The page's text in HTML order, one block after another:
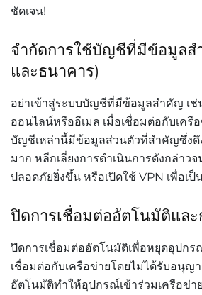
ชัดเจน!
จำกัดการใช้บัญชีที่มีข้อมูล
และธนาคาร)
อย่าเข้าสู่ระบบบัญชีที่มีข้อมูลสำคัญ เช่
ออนไลน์หรืออีเมล เมื่อเชื่อมต่อกับเครื
บัญชีเหล่านี้มีข้อมูลส่วนตัวที่สำคัญซึ่งดึ
มาก หลีกเลี่ยงการดำเนินการดังกล่าว
ปลอดภัยยิ่งขึ้น หรือเปิดใช้ VPN เพื่อเ
ปิดการเชื่อมต่ออัตโนมัติแล
ปิดการเชื่อมต่ออัตโนมัติเพื่อหยุดอุปก
เชื่อมต่อกับเครือข่ายโดยไม่ได้รับอนุญ
อัตโนมัติทำให้อุปกรณ์เข้าร่วมเครือข่า